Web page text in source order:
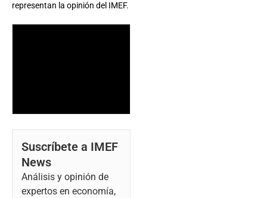
representan la opinión del IMEF.
Suscríbete a IMEF
News
Análisis y opinión de
expertos en economía,